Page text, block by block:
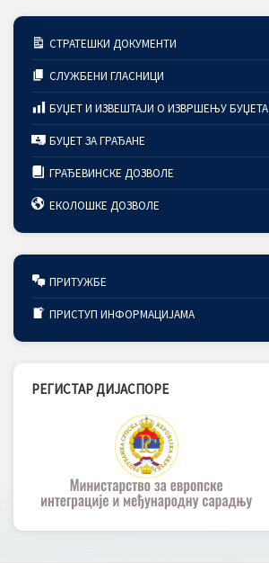
СТРАТЕШКИ ДОКУМЕНТИ
СЛУЖБЕНИ ГЛАСНИЦИ
БУЏЕТ И ИЗВЕШТАЈИ О ИЗВРШЕЊУ БУЏЕТА
БУЏЕТ ЗА ГРАЂАНЕ
ГРАЂЕВИНСКЕ ДОЗВОЛЕ
ЕКОЛОШКЕ ДОЗВОЛЕ
ПРИТУЖБЕ
ПРИСТУП ИНФОРМАЦИЈАМА
РЕГИСТАР ДИЈАСПОРЕ